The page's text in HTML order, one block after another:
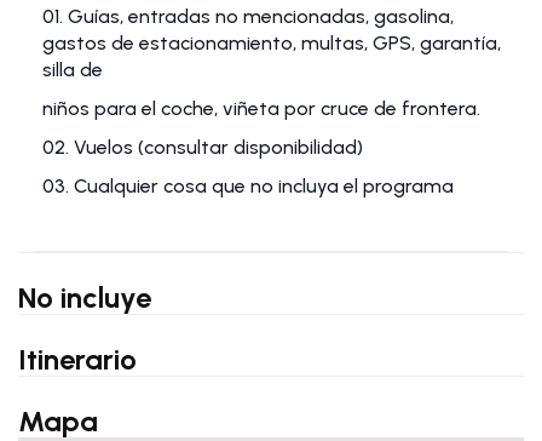
01. Guías, entradas no mencionadas, gasolina,
gastos de estacionamiento, multas, GPS, garantía,
silla de
niños para el coche, viñeta por cruce de frontera.
02. Vuelos (consultar disponibilidad)
03. Cualquier cosa que no incluya el programa
No incluye
Itinerario
Mapa